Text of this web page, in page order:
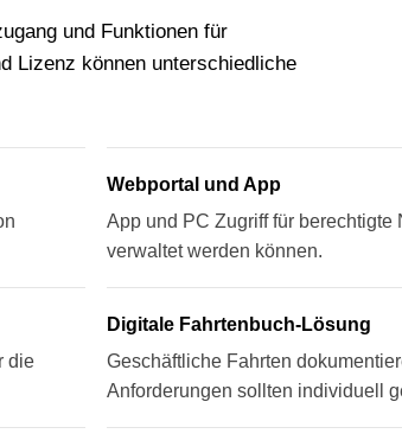
und Funktionen für
Lizenz können unterschiedliche
Webportal und App
App und PC Zugriff für berechtigte
verwaltet werden können.
die
Digitale Fahrtenbuch-Lösung
Geschäftliche Fahrten
Anforderungen sollten individuell